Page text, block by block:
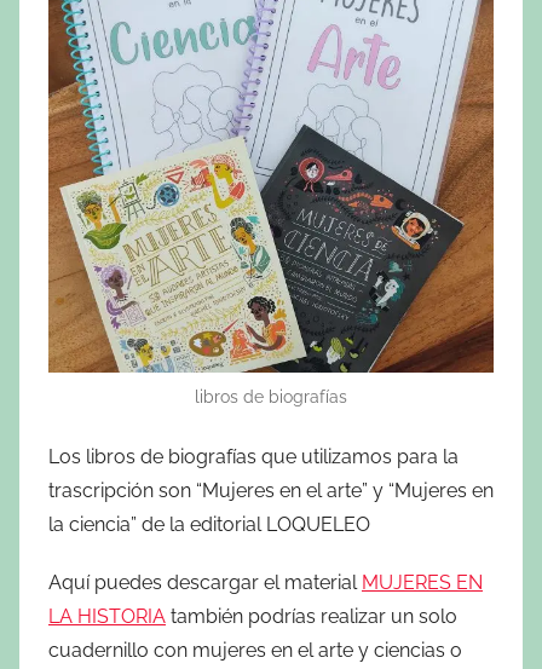
libros de biografías
Los libros de biografías que utilizamos para la
trascripción son “Mujeres en el arte” y “Mujeres en
la ciencia” de la editorial LOQUELEO
Aquí puedes descargar el material MUJERES EN
LA HISTORIA también podrías realizar un solo
cuadernillo con mujeres en el arte y ciencias o